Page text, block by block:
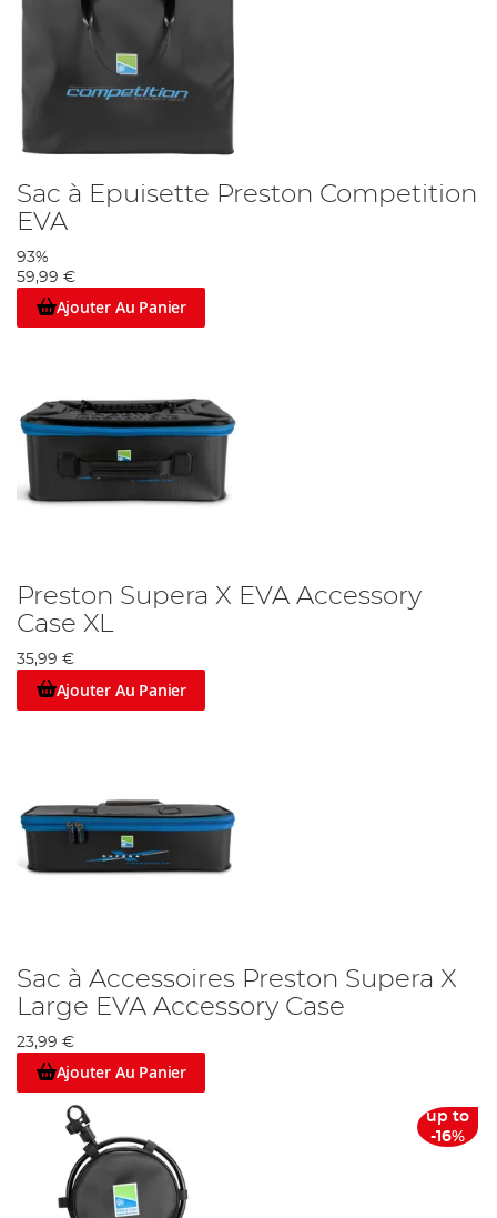
Sac à Epuisette Preston Competition
EVA
93%
59,99 €
Ajouter Au Panier
Preston Supera X EVA Accessory
Case XL
35,99 €
Ajouter Au Panier
Sac à Accessoires Preston Supera X
Large EVA Accessory Case
23,99 €
Ajouter Au Panier
up to
-16%